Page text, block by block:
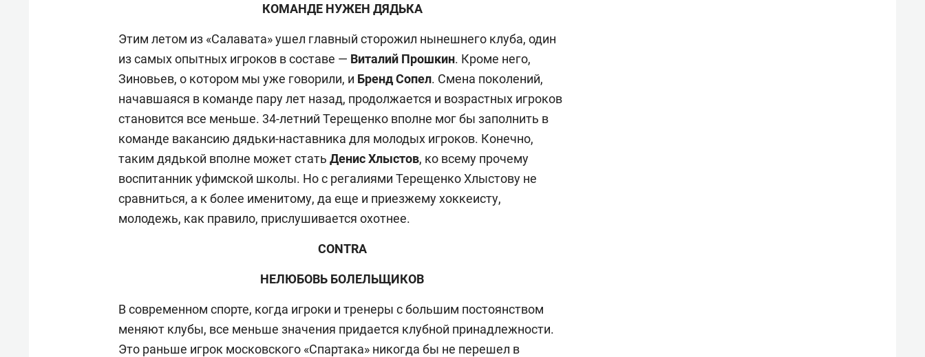
КОМАНДЕ НУЖЕН ДЯДЬКА
Этим летом из «Салавата» ушел главный сторожил нынешнего клуба, один
из самых опытных игроков в составе — Виталий Прошкин. Кроме него,
Зиновьев, о котором мы уже говорили, и Бренд Сопел. Смена поколений,
начавшаяся в команде пару лет назад, продолжается и возрастных игроков
становится все меньше. 34-летний Терещенко вполне мог бы заполнить в
команде вакансию дядьки-наставника для молодых игроков. Конечно,
таким дядькой вполне может стать Денис Хлыстов, ко всему прочему
воспитанник уфимской школы. Но с регалиями Терещенко Хлыстову не
сравниться, а к более именитому, да еще и приезжему хоккеисту,
молодежь, как правило, прислушивается охотнее.
CONTRA
НЕЛЮБОВЬ БОЛЕЛЬЩИКОВ
В современном спорте, когда игроки и тренеры с большим постоянством
меняют клубы, все меньше значения придается клубной принадлежности.
Это раньше игрок московского «Спартака» никогда бы не перешел в